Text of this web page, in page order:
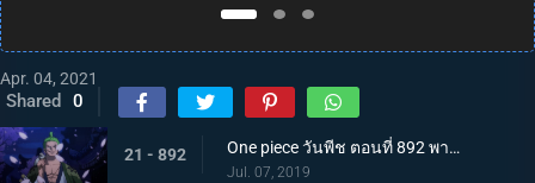
Apr. 04, 2021
Shared 0
21 - 892 One piece วันพีช ตอนที่ 892 พากย์ไทย แคว้นวาโนะคุนิ! สู่แคว้นแห่งซามูไร
Jul. 07, 2019